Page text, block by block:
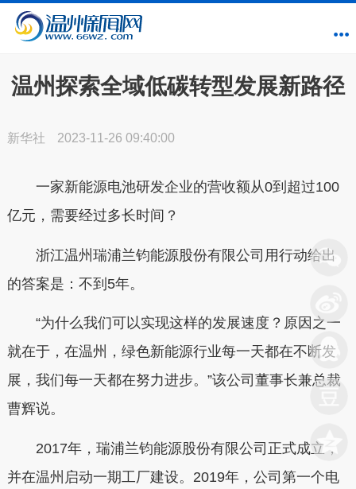
温州探索全域低碳转型发展新路径
新华社 2023-11-26 09:40:00
一家新能源电池研发企业的营收额从0到超过100
亿元，需要经过多长时间？
浙江温州瑞浦兰钧能源股份有限公司用行动给出
的答案是：不到5年。
“为什么我们可以实现这样的发展速度？原因之一
就在于，在温州，绿色新能源行业每一天都在不断发
展，我们每一天都在努力进步。”该公司董事长兼总裁
曹辉说。
2017年，瑞浦兰钧能源股份有限公司正式成立，
并在温州启动一期工厂建设。2019年，公司第一个电